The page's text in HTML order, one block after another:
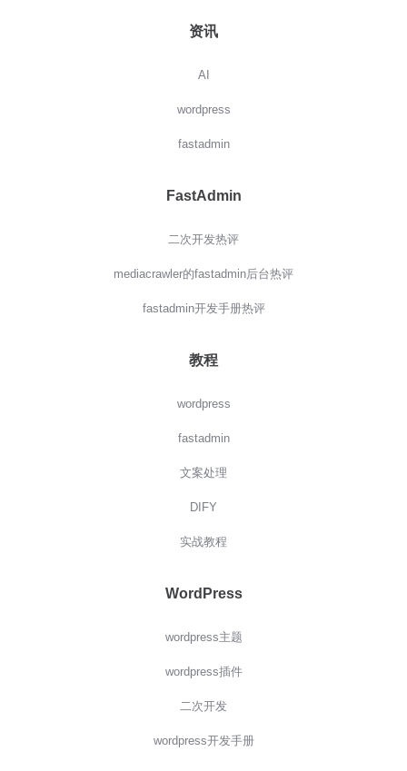
资讯
AI
wordpress
fastadmin
FastAdmin
二次开发热评
mediacrawler的fastadmin后台热评
fastadmin开发手册热评
教程
wordpress
fastadmin
文案处理
DIFY
实战教程
WordPress
wordpress主题
wordpress插件
二次开发
wordpress开发手册